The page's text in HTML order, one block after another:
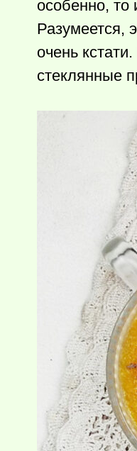
особенно, то
Разумеется,
очень
стеклянные